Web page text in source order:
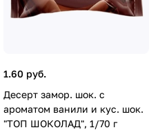
1.60 руб.
Десерт замор. шок. с
ароматом ванили и кус. шок.
"ТОП ШОКОЛАД", 1/70 г